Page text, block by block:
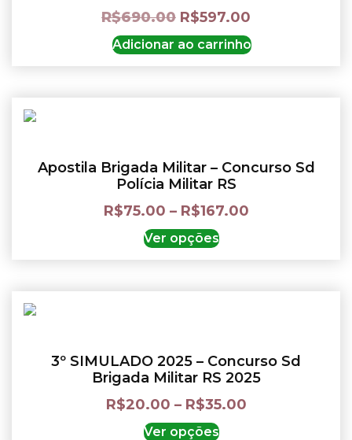
R$690.00 R$597.00
Adicionar ao carrinho
Apostila Brigada Militar – Concurso Sd
Polícia Militar RS
R$75.00 – R$167.00
Ver opções
3º SIMULADO 2025 – Concurso Sd
Brigada Militar RS 2025
R$20.00 – R$35.00
Ver opções